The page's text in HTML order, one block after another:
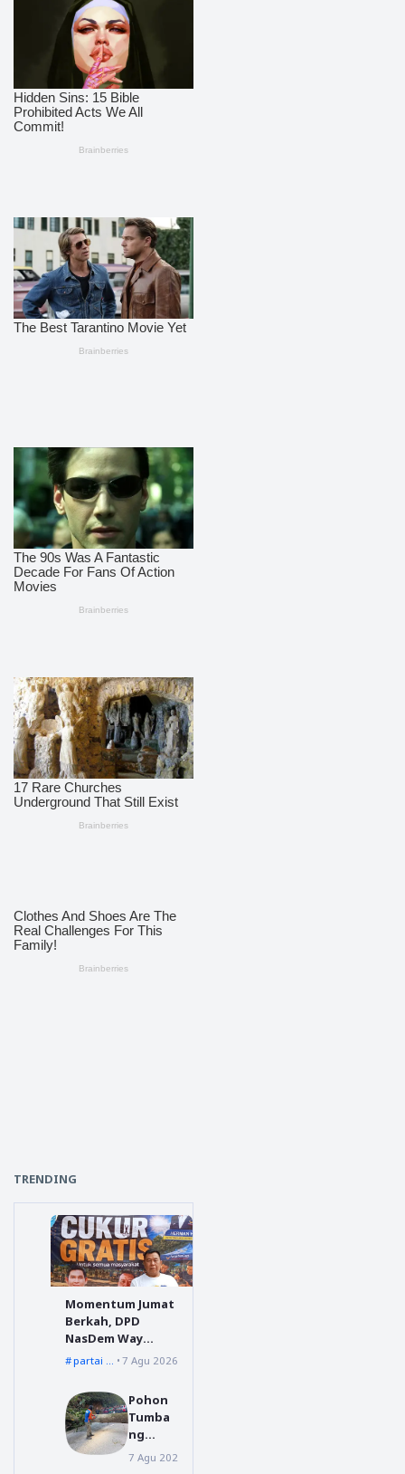
TRENDING
Momentum Jumat
Berkah, DPD
NasDem Way
Kanan Sediakan
Layanan Cukur
Gratis
partai nasdem 7 Agu 2026
Pohon
Tumba
ng
Menuju
Silahisa
Dairi
7 Agu 2026